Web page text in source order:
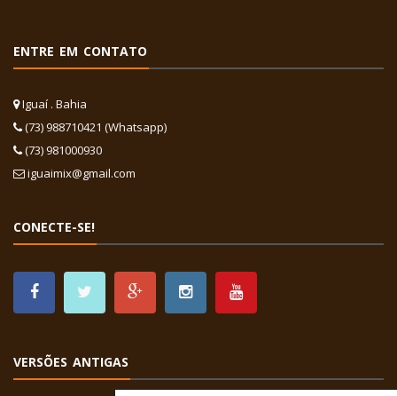
ENTRE EM CONTATO
Iguaí . Bahia
(73) 988710421 (Whatsapp)
(73) 981000930
iguaimix@gmail.com
CONECTE-SE!
VERSÕES ANTIGAS